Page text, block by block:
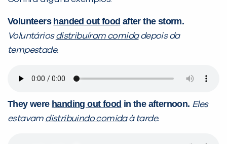
Volunteers handed out food after the storm.
Voluntáriosdistribuíram comidadepois da
tempestade.
They were handing out food in the afternoon. Eles
estavam distribuindo comidaà tarde.